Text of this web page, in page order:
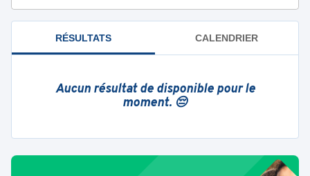
RÉSULTATS CALENDRIER
Aucun résultat de disponible pour le
moment. 😔